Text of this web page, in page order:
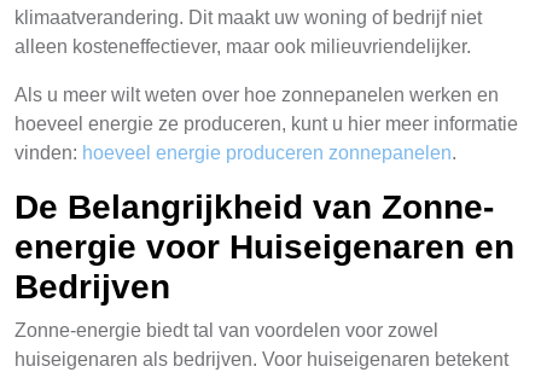
klimaatverandering. Dit maakt uw woning of bedrijf niet
alleen kosteneffectiever, maar ook milieuvriendelijker.
Als u meer wilt weten over hoe zonnepanelen werken en
hoeveel energie ze produceren, kunt u hier meer informatie
vinden: hoeveel energie produceren zonnepanelen.
De Belangrijkheid van Zonne-
energie voor Huiseigenaren en
Bedrijven
Zonne-energie biedt tal van voordelen voor zowel
huiseigenaren als bedrijven. Voor huiseigenaren betekent